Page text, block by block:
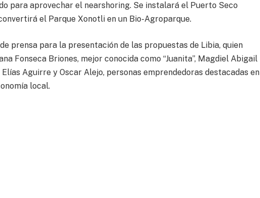
para aprovechar el nearshoring. Se instalará el Puerto Seco
el Parque Xonotli en un Bio-Agroparque.
prensa para la presentación de las propuestas de Libia, quien
Fonseca Briones, mejor conocida como “Juanita”, Magdiel Abigail
Elías Aguirre y Oscar Alejo, personas emprendedoras destacadas en
local.